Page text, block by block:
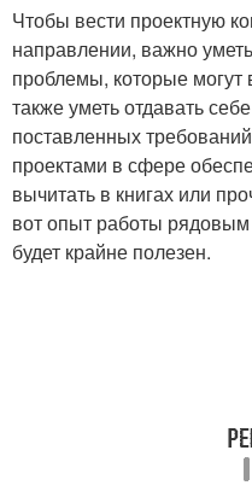
Чтобы вести проектную
направлении, важно
проблемы, которые могут
также уметь отдавать
поставленных
проектами в сфере
вычитать в книгах или
вот опыт работы
будет крайне полезен.